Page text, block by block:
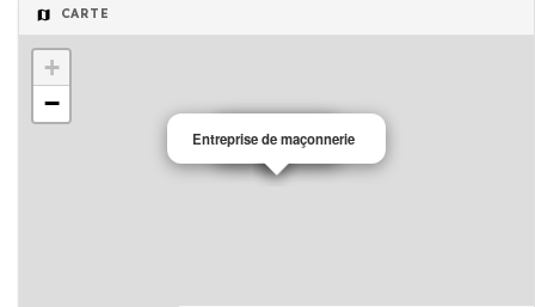
CARTE
Maçonnerie
Entreprise de maçonnerie
+
−